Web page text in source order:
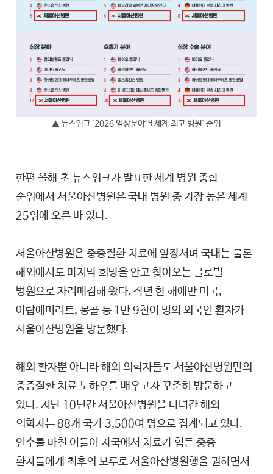
▲ 뉴스위크 '2026 임상분야별 세계 최고 병원' 순위
한편 올해 초 뉴스위크가 발표한 세계 병원 종합
순위에서 서울아산병원은 국내 병원 중 가장 높은 세계
25위에 오른 바 있다.
서울아산병원은 중증질환 치료에 앞장서며 국내는 물론
해외에서도 마지막 희망을 안고 찾아오는 글로벌
병원으로 자리매김해 왔다. 작년 한 해에만 미국,
아랍에미리트, 몽골 등 1만 9천여 명의 외국인 환자가
서울아산병원을 방문했다.
해외 환자뿐 아니라 해외 의학자들도 서울아산병원만의
중증질환 치료 노하우를 배우고자 꾸준히 방문하고
있다. 지난 10년간 서울아산병원을 다녀간 해외
의학자는 88개 국가 3,500여 명으로 집계되고 있다.
연수를 마친 이들이 자국에서 치료가 힘든 중증
환자들에게 최후의 보루로 서울아산병원행을 권하면서